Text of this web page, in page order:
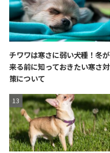
チワワは寒さに弱い犬種！冬が
来る前に知っておきたい寒さ対
策について